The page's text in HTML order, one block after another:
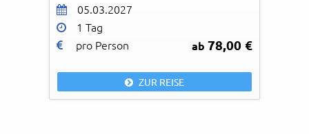
05.03.2027
1 Tag
pro Person
ab78,00 €
ZUR REISE